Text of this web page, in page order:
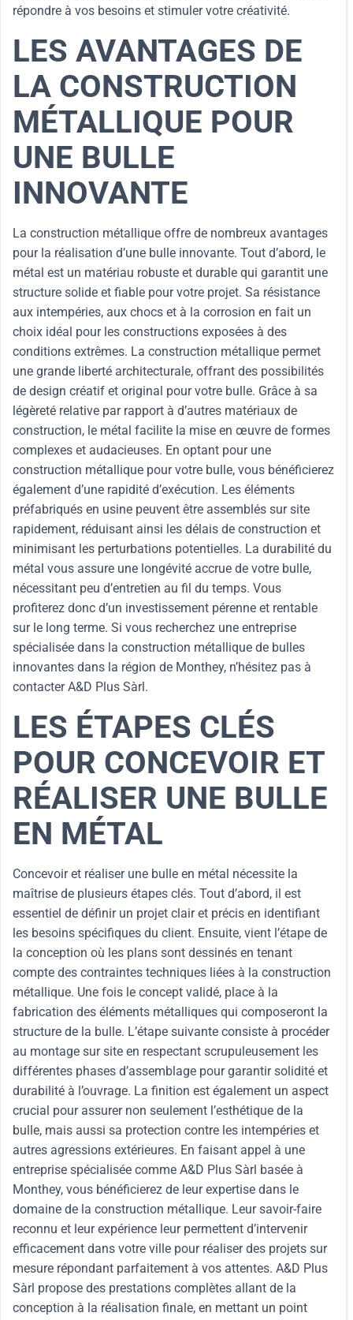
répondre à vos besoins et stimuler votre créativité.
LES AVANTAGES DE
LA CONSTRUCTION
MÉTALLIQUE POUR
UNE BULLE
INNOVANTE
La construction métallique offre de nombreux avantages
pour la réalisation d’une bulle innovante. Tout d’abord, le
métal est un matériau robuste et durable qui garantit une
structure solide et fiable pour votre projet. Sa résistance
aux intempéries, aux chocs et à la corrosion en fait un
choix idéal pour les constructions exposées à des
conditions extrêmes. La construction métallique permet
une grande liberté architecturale, offrant des possibilités
de design créatif et original pour votre bulle. Grâce à sa
légèreté relative par rapport à d’autres matériaux de
construction, le métal facilite la mise en œuvre de formes
complexes et audacieuses. En optant pour une
construction métallique pour votre bulle, vous bénéficierez
également d’une rapidité d’exécution. Les éléments
préfabriqués en usine peuvent être assemblés sur site
rapidement, réduisant ainsi les délais de construction et
minimisant les perturbations potentielles. La durabilité du
métal vous assure une longévité accrue de votre bulle,
nécessitant peu d’entretien au fil du temps. Vous
profiterez donc d’un investissement pérenne et rentable
sur le long terme. Si vous recherchez une entreprise
spécialisée dans la construction métallique de bulles
innovantes dans la région de Monthey, n’hésitez pas à
contacter A&D Plus Sàrl.
LES ÉTAPES CLÉS
POUR CONCEVOIR ET
RÉALISER UNE BULLE
EN MÉTAL
Concevoir et réaliser une bulle en métal nécessite la
maîtrise de plusieurs étapes clés. Tout d’abord, il est
essentiel de définir un projet clair et précis en identifiant
les besoins spécifiques du client. Ensuite, vient l’étape de
la conception où les plans sont dessinés en tenant
compte des contraintes techniques liées à la construction
métallique. Une fois le concept validé, place à la
fabrication des éléments métalliques qui composeront la
structure de la bulle. L’étape suivante consiste à procéder
au montage sur site en respectant scrupuleusement les
différentes phases d’assemblage pour garantir solidité et
durabilité à l’ouvrage. La finition est également un aspect
crucial pour assurer non seulement l’esthétique de la
bulle, mais aussi sa protection contre les intempéries et
autres agressions extérieures. En faisant appel à une
entreprise spécialisée comme A&D Plus Sàrl basée à
Monthey, vous bénéficierez de leur expertise dans le
domaine de la construction métallique. Leur savoir-faire
reconnu et leur expérience leur permettent d’intervenir
efficacement dans votre ville pour réaliser des projets sur
mesure répondant parfaitement à vos attentes. A&D Plus
Sàrl propose des prestations complètes allant de la
conception à la réalisation finale, en mettant un point